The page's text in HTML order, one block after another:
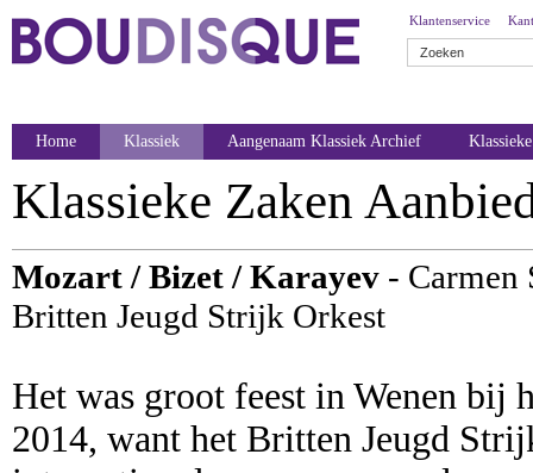
Klantenservice
Home Klassiek Aangenaam Klassiek Archief
Klassieke Zaken
Mozart / Bizet / Karayev - Carmen
Britten Jeugd Strijk Orkest
Het was groot feest in Wenen bij
2014, want het Britten Jeugd